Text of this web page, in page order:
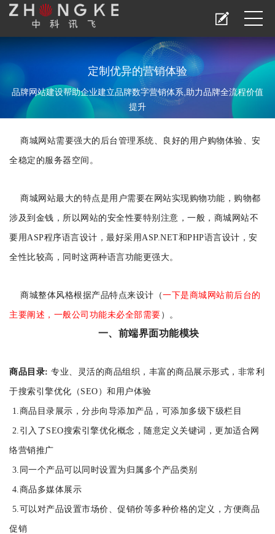
定制优异的营销体验
品牌网站建设帮助企业建立品牌数字营销体系,助力品牌全流程价值
提升
商城网站需要强大的后台管理系统、良好的用户购物体验、安
全稳定的服务器空间。
商城网站最大的特点是用户需要在网站实现购物功能，购物都
涉及到金钱，所以网站的安全性要特别注意，一般，商城网站不
要用ASP程序语言设计，最好采用ASP.NET和PHP语言设计，安
全性比较高，同时这两种语言功能更强大。
商城整体风格根据产品特点来设计（一下是商城网站前后台的
主要阐述，一般公司功能未必全部需要 ）。
一、前端界面功能模块
商品目录: 专业、灵活的商品组织，丰富的商品展示形式，非常利
于搜索引擎优化（SEO）和用户体验
1.商品目录展示，分步向导添加产品，可添加多级下级栏目
2.引入了SEO搜索引擎优化概念，随意定义关键词，更加适合网
络营销推广
3.同一个产品可以同时设置为归属多个产品类别
4.商品多媒体展示
5.可以对产品设置市场价、促销价等多种价格的定义，方便商品
促销